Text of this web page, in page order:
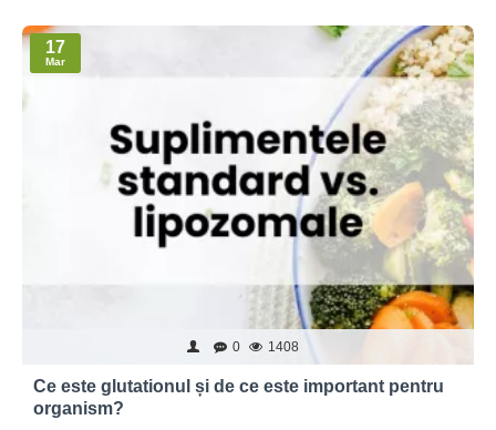
17
Mar
0 1408
Ce este glutationul și de ce este important pentru
organism?